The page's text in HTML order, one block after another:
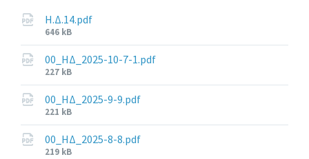
Η.Δ.14.pdf
File
size:
646 kB
00_ΗΔ_2025-10-7-1.pdf
File
size:
227 kB
00_ΗΔ_2025-9-9.pdf
File
size:
221 kB
00_ΗΔ_2025-8-8.pdf
File
219 kB